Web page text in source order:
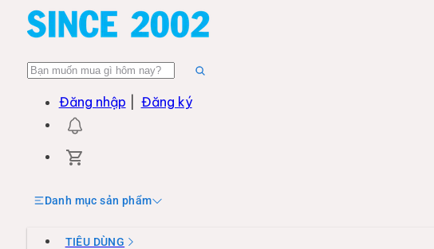
Đăng nhập Đăng ký
Danh mục sản phẩm
TIÊU DÙNG